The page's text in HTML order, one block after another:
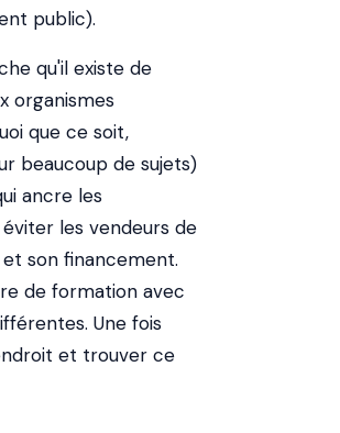
public).
qu'il existe de
organismes
que ce soit,
beaucoup de sujets)
ancre les
les vendeurs de
son financement.
de formation avec
Une fois
et trouver ce